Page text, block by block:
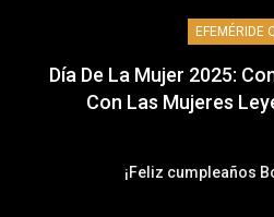
EFEMÉRIDE
Día De La Mujer 2025:
Con Las Mujeres
¡Feliz cumpleaños